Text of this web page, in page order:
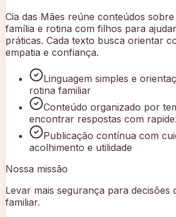
Cia das Mães reúne conteúdos
família e rotina com filhos para
práticas. Cada texto busca orientar
empatia e confiança.
Linguagem simples e
rotina familiar
Conteúdo organizado por
encontrar respostas com
Publicação contínua com
acolhimento e utilidade
Nossa missão
Levar mais segurança para decisões
familiar.